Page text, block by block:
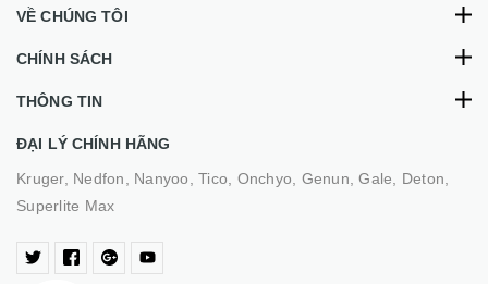
VỀ CHÚNG TÔI
CHÍNH SÁCH
THÔNG TIN
ĐẠI LÝ CHÍNH HÃNG
Kruger, Nedfon, Nanyoo, Tico, Onchyo, Genun, Gale, Deton,
Superlite Max